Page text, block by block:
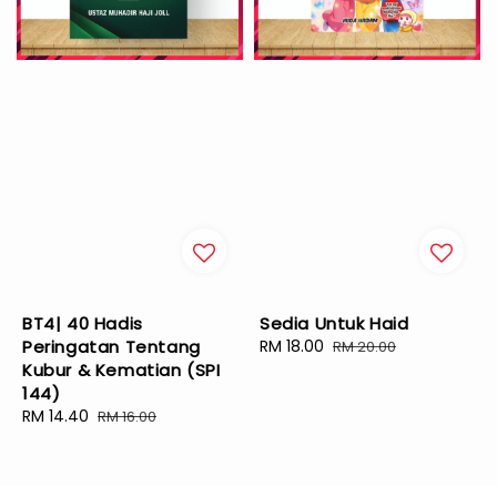
BT4| 40 Hadis
Peringatan Tentang
Kubur & Kematian (SPI
144)
Sale
RM 14.40 Regular
RM 16.00
Sedia Untuk Haid
Sale
RM 18.00 Regular
RM 20.00